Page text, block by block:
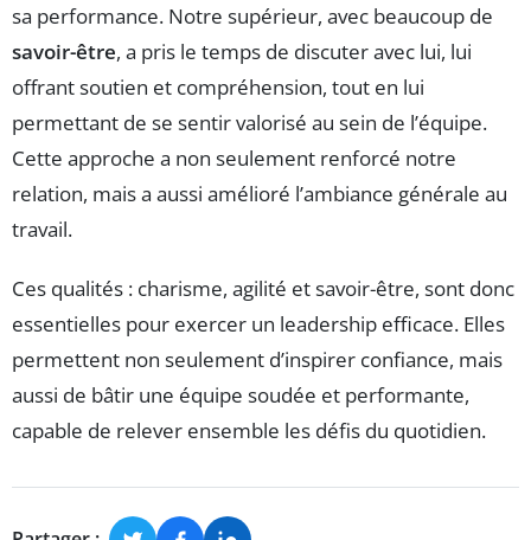
sa performance. Notre supérieur, avec beaucoup de
savoir-être, a pris le temps de discuter avec lui, lui
offrant soutien et compréhension, tout en lui
permettant de se sentir valorisé au sein de l’équipe.
Cette approche a non seulement renforcé notre
relation, mais a aussi amélioré l’ambiance générale au
travail.
Ces qualités : charisme, agilité et savoir-être, sont donc
essentielles pour exercer un leadership efficace. Elles
permettent non seulement d’inspirer confiance, mais
aussi de bâtir une équipe soudée et performante,
capable de relever ensemble les défis du quotidien.